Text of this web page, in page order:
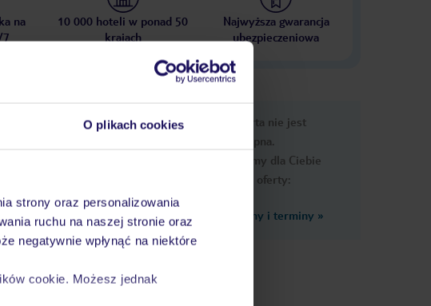
O plikach cookies
strony oraz personalizowania
ruchu na naszej stronie oraz
negatywnie wpłynąć na niektóre
cookie. Możesz jednak
na
7
10 000 hoteli w ponad 50
krajach
Najwyższa gwarancja
ubezpieczeniowa
Ważne informacje
Ups, ta oferta nie jest
dostępna.
Przygotowaliśmy dla Ciebie
podobne oferty:
Zobacz inne ceny i terminy »